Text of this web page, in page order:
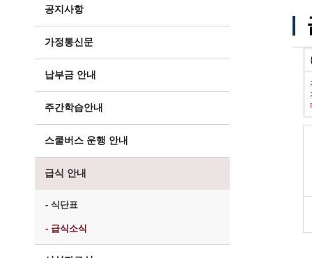
공지사항
가정통신문
납부금 안내
주간학습안내
스쿨버스 운행 안내
급식 안내
- 식단표
- 급식소식